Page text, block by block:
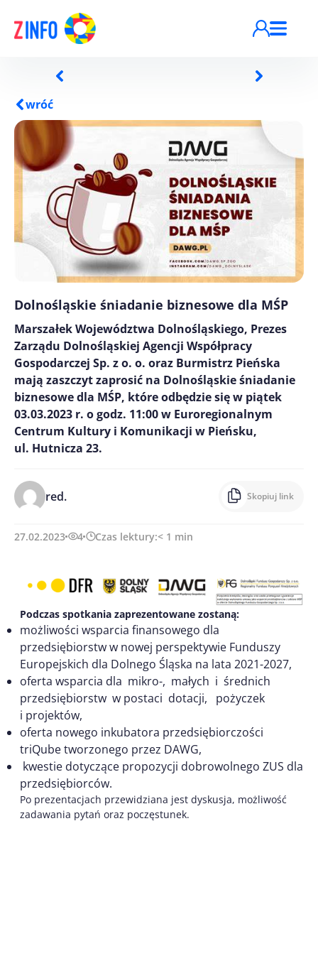
wróć
Dolnośląskie śniadanie biznesowe dla MŚP
Marszałek Województwa Dolnośląskiego, Prezes
Zarządu Dolnośląskiej Agencji Współpracy
Gospodarczej Sp. z o. o. oraz Burmistrz Pieńska
mają zaszczyt zaprosić na Dolnośląskie śniadanie
biznesowe dla MŚP, które odbędzie się w piątek
03.03.2023 r. o godz. 11:00 w Euroregionalnym
Centrum Kultury i Komunikacji w Pieńsku,
ul. Hutnicza 23.
red. Skopiuj link
27.02.2023 4 Czas lektury:< 1 min
Podczas spotkania zaprezentowane zostaną:
możliwości wsparcia finansowego dla
przedsiębiorstw w nowej perspektywie Funduszy
Europejskich dla Dolnego Śląska na lata 2021-2027,
oferta wsparcia dla mikro-, małych i średnich
przedsiębiorstw w postaci dotacji, pożyczek
i projektów,
oferta nowego inkubatora przedsiębiorczości
triQube tworzonego przez DAWG,
kwestie dotyczące propozycji dobrowolnego ZUS dla
przedsiębiorców.
Po prezentacjach przewidziana jest dyskusja, możliwość
zadawania pytań oraz poczęstunek.